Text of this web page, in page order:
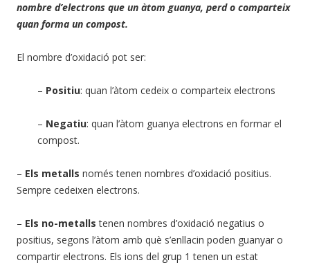
nombre d’electrons que un àtom guanya, perd o comparteix
quan forma un compost.
El nombre d’oxidació pot ser:
– Positiu: quan l’àtom cedeix o comparteix electrons
– Negatiu: quan l’àtom guanya electrons en formar el
compost.
– Els metalls només tenen nombres d’oxidació positius.
Sempre cedeixen electrons.
– Els no-metalls tenen nombres d’oxidació negatius o
positius, segons l’àtom amb què s’enllacin poden guanyar o
compartir electrons. Els ions del grup 1 tenen un estat